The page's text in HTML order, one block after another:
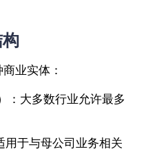
业实体：
：大多数行业允许最多
用于与母公司业务相关